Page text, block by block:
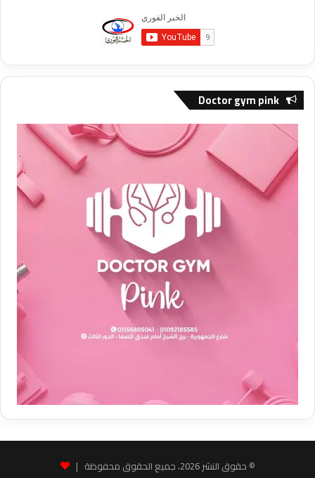
Doctor gym pink
© حقوق النشر 2026، جميع الحقوق محفوظة |